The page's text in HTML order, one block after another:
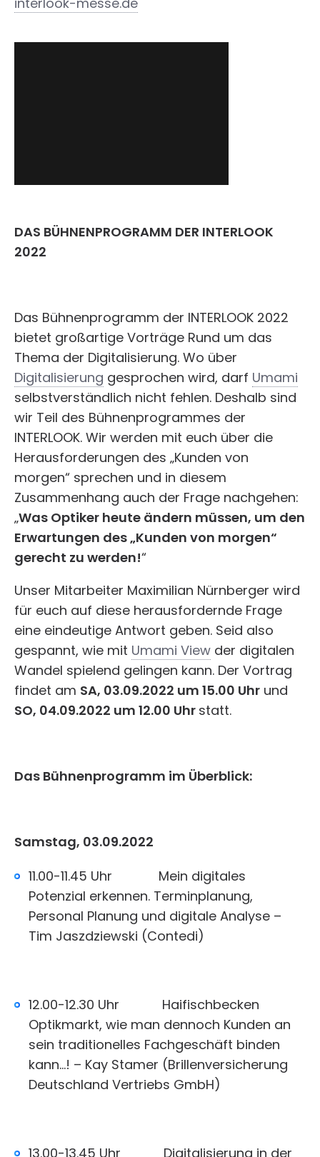
DAS BÜHNENPROGRAMM DER INTERLOOK
2022
Das Bühnenprogramm der INTERLOOK 2022
bietet großartige Vorträge Rund um das
Thema der Digitalisierung. Wo über
Digitalisierung gesprochen wird, darf Umami
selbstverständlich nicht fehlen. Deshalb sind
wir Teil des Bühnenprogrammes der
INTERLOOK. Wir werden mit euch über die
Herausforderungen des „Kunden von
morgen“ sprechen und in diesem
Zusammenhang auch der Frage nachgehen:
„Was Optiker heute ändern müssen, um den
Erwartungen des „Kunden von morgen“
gerecht zu werden!“
Unser Mitarbeiter Maximilian Nürnberger wird
für euch auf diese herausfordernde Frage
eine eindeutige Antwort geben. Seid also
gespannt, wie mit Umami View der digitalen
Wandel spielend gelingen kann. Der Vortrag
findet am SA, 03.09.2022 um 15.00 Uhr und
SO, 04.09.2022 um 12.00 Uhr statt.
Das Bühnenprogramm im Überblick:
Samstag, 03.09.2022
11.00-11.45 Uhr Mein digitales
Potenzial erkennen. Terminplanung,
Personal Planung und digitale Analyse –
Tim Jaszdziewski (Contedi)
12.00-12.30 Uhr Haifischbecken
Optikmarkt, wie man dennoch Kunden an
sein traditionelles Fachgeschäft binden
kann…! – Kay Stamer (Brillenversicherung
Deutschland Vertriebs GmbH)
13.00-13.45 Uhr Digitalisierung in der